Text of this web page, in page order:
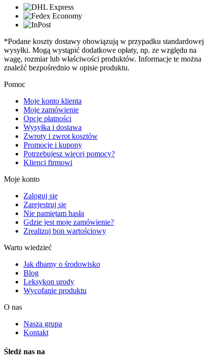
*Podane koszty dostawy obowiązują w przypadku standardowej
wysyłki. Mogą wystąpić dodatkowe opłaty, np. ze względu na
wagę, rozmiar lub właściwości produktów. Informacje te można
znaleźć bezpośrednio w opisie produktu.
Pomoc
Moje konto klienta
Moje zamówienie
Opcje płatności
Wysyłka i dostawa
Zwroty i zwrot kosztów
Promocje i kupony
Potrzebujesz więcej pomocy?
Klienci firmowi
Moje konto
Zaloguj się
Zarejestruj się
Nie pamiętam hasła
Gdzie jest moje zamówienie?
Zrealizuj bon wartościowy
Warto wiedzieć
Jak dbamy o środowisko
Blog
Leksykon urody
Wycofanie produktu
O nas
Nasza grupa
Kontakt
Śledź nas na